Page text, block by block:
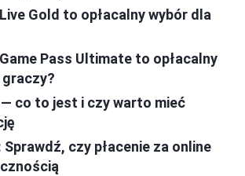
Gold to opłacalny wybór dla
Pass Ultimate to opłacalny
— co to jest i czy warto mieć
Sprawdź, czy płacenie za online